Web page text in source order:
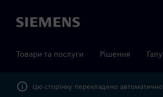
Siemens
Товари та послуги Рішення
Цю сторінку перекладено